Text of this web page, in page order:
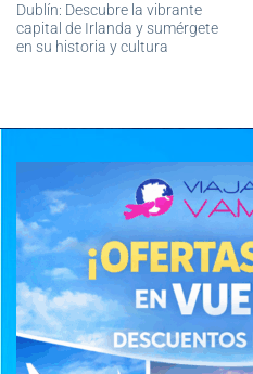
Dublín: Descubre la vibrante
capital de Irlanda y sumérgete
en su historia y cultura